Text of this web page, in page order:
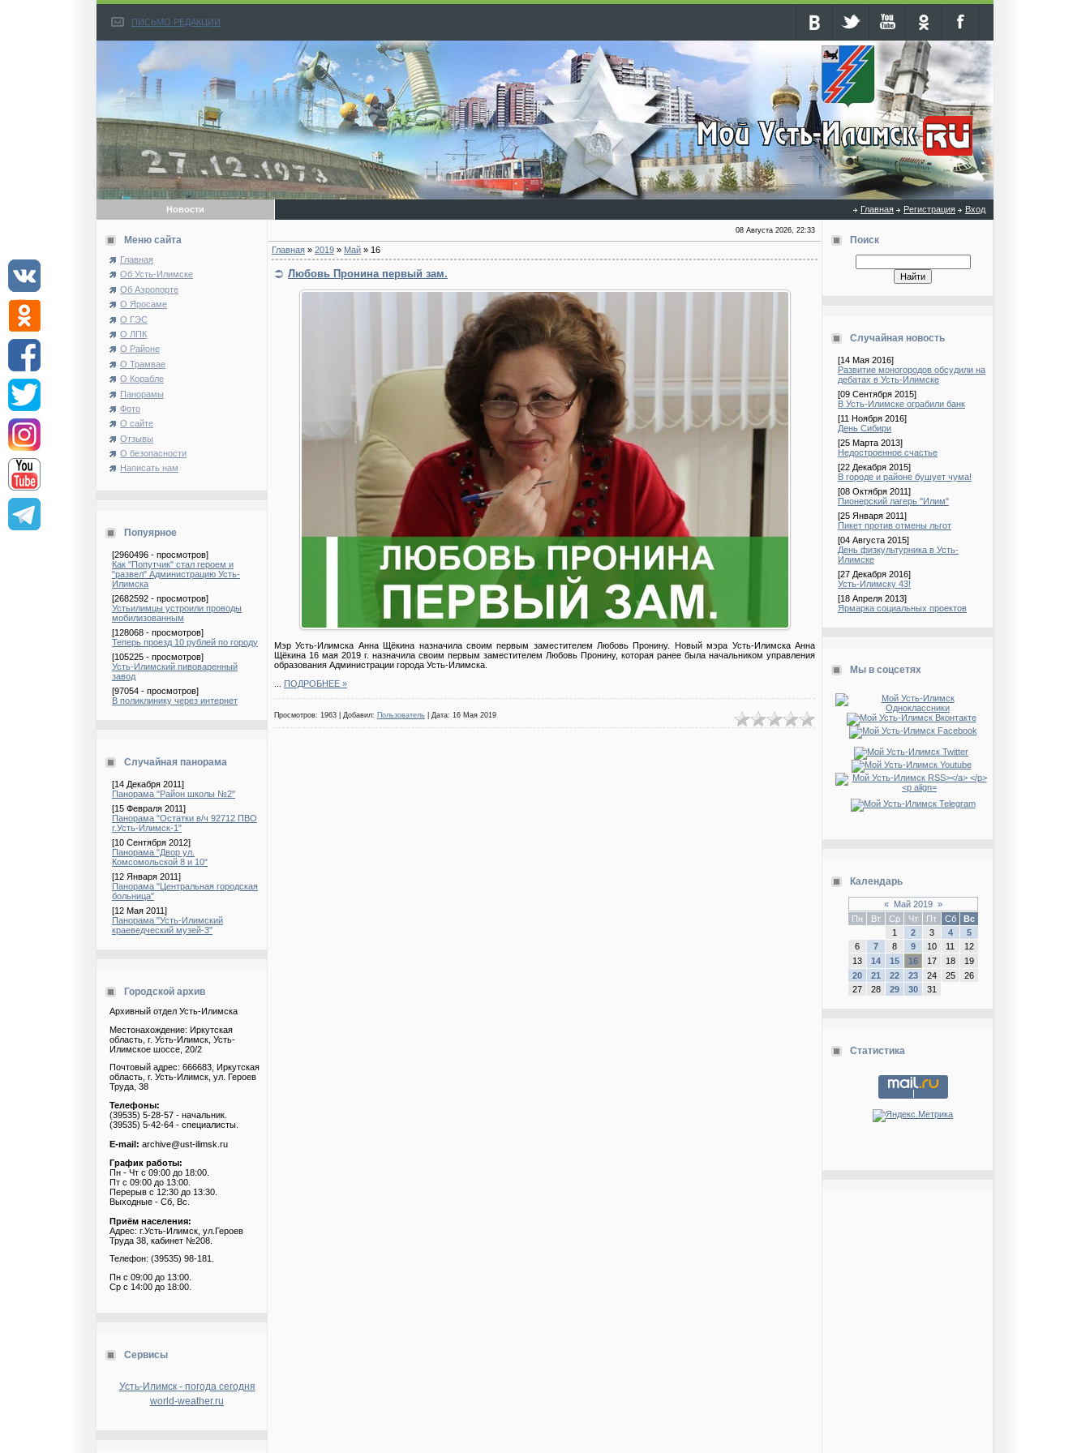
ПИСЬМО РЕДАКЦИИ
Новости Главная Регистрация Вход
Меню сайта
Главная
Об Усть-Илимске
Об Аэропорте
О Яросаме
О ГЭС
О ЛПК
О Районе
О Трамвае
О Корабле
Панорамы
Фото
О сайте
Отзывы
О безопасности
Написать нам
Попуярное
[2960496 - просмотров]
Как "Попутчик" стал героем и
"развел" Администрацию Усть-
Илимска
[2682592 - просмотров]
Устьилимцы устроили проводы
мобилизованным
[128068 - просмотров]
Теперь проезд 10 рублей по городу
[105225 - просмотров]
Усть-Илимский пивоваренный
завод
[97054 - просмотров]
В поликлинику через интернет
Случайная панорама
[14 Декабря 2011]
Панорама "Район школы №2"
[15 Февраля 2011]
Панорама "Остатки в/ч 92712 ПВО
г.Усть-Илимск-1"
[10 Сентября 2012]
Панорама "Двор ул.
Комсомольской 8 и 10"
[12 Января 2011]
Панорама "Центральная городская
больница"
[12 Мая 2011]
Панорама "Усть-Илимский
краеведческий музей-3"
Городской архив
Архивный отдел Усть-Илимска
Местонахождение: Иркутская
область, г. Усть-Илимск, Усть-
Илимское шоссе, 20/2
Почтовый адрес: 666683, Иркутская
область, г. Усть-Илимск, ул. Героев
Труда, 38
Телефоны:
(39535) 5-28-57 - начальник.
(39535) 5-42-64 - специалисты.
E-mail: archive@ust-ilimsk.ru
График работы:
Пн - Чт с 09:00 до 18:00.
Пт с 09:00 до 13:00.
Перерыв с 12:30 до 13:30.
Выходные - Сб, Вс.
Приём населения:
Адрес: г.Усть-Илимск, ул.Героев
Труда 38, кабинет №208.
Телефон: (39535) 98-181.
Пн с 09:00 до 13:00.
Ср с 14:00 до 18:00.
Сервисы
Усть-Илимск - погода сегодня
world-weather.ru
08 Августа 2026, 22:33
Главная » 2019 » Май » 16
Любовь Пронина первый зам.
Мэр Усть-Илимска Анна Щёкина назначила своим первым заместителем Любовь Пронину. Новый мэра Усть-Илимска Анна
Щёкина 16 мая 2019 г. назначила своим первым заместителем Любовь Пронину, которая ранее была начальником управления
образования Администрации города Усть-Илимска.
ПОДРОБНЕЕ »
Просмотров: 1963 | Добавил: Пользователь | Дата: 16 Мая 2019
Поиск
Случайная новость
[14 Мая 2016]
Развитие моногородов обсудили на
дебатах в Усть-Илимске
[09 Сентября 2015]
В Усть-Илимске ограбили банк
[11 Ноября 2016]
День Сибири
[25 Марта 2013]
Недостроенное счастье
[22 Декабря 2015]
В городе и районе бушует чума!
[08 Октября 2011]
Пионерский лагерь "Илим"
[25 Января 2011]
Пикет против отмены льгот
[04 Августа 2015]
День физкультурника в Усть-
Илимске
[27 Декабря 2016]
Усть-Илимску 43!
[18 Апреля 2013]
Ярмарка социальных проектов
Мы в соцсетях
Календарь
« Май 2019 »
Пн
Вт Ср Чт Пт Сб
Вс
1
2 3 4
5
6
7 8 9 10 11
12
13
14 15 16 17 18
19
20
21 22 23 24 25
26
27
28 29 30 31
Статистика